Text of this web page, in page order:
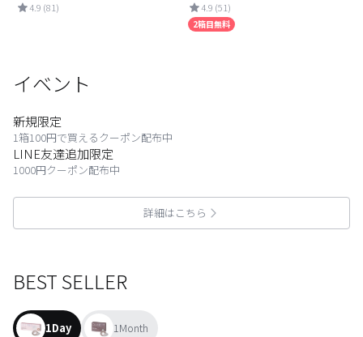
4.9 (81) 4.9 (51)
2箱目無料
イベント
新規限定
1箱100円で買えるクーポン配布中
LINE友達追加限定
1000円クーポン配布中
詳細はこちら
BEST SELLER
1Day 1Month